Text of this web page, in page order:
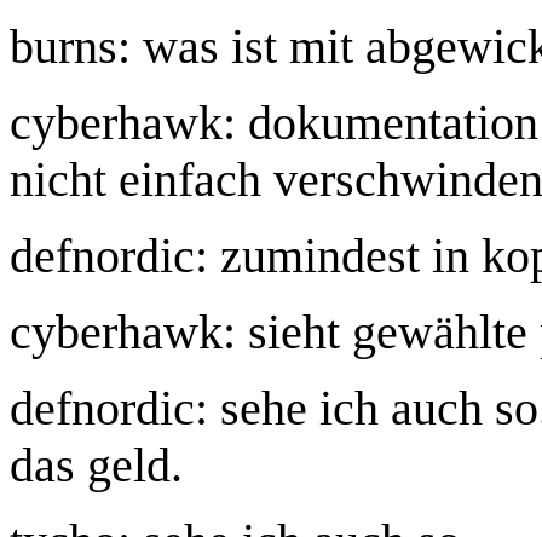
burns: was ist mit
cyberhawk:
nicht einfach
defnordic: zumindest in
cyberhawk: sieht
defnordic: sehe ich auch
das geld.